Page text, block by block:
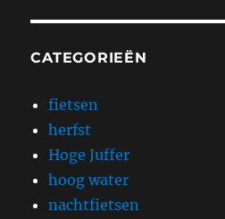
CATEGORIEËN
fietsen
herfst
Hoge Juffer
hoog water
nachtfietsen